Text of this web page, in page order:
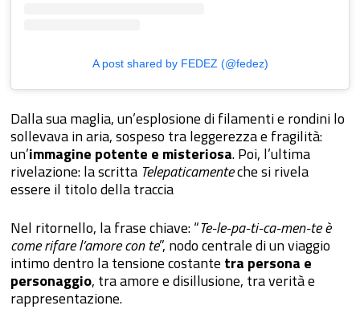
A post shared by FEDEZ (@fedez)
Dalla sua maglia, un’esplosione di filamenti e rondini lo
sollevava in aria, sospeso tra leggerezza e fragilità:
un’immagine potente e misteriosa. Poi, l’ultima
rivelazione: la scritta Telepaticamenteche si rivela
essere il titolo della traccia
Nel ritornello, la frase chiave: “Te-le-pa-ti-ca-men-te è
come rifare l’amore con te”, nodo centrale di un viaggio
intimo dentro la tensione costante tra persona e
personaggio, tra amore e disillusione, tra verità e
rappresentazione.